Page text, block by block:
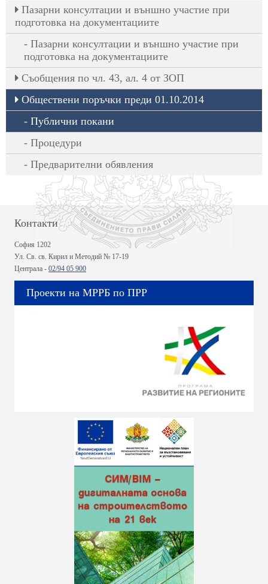
Пазарни консултации и външно участие при
подготовка на документациите
Пазарни консултации и външно участие при
подготовка на документациите
Съобщения по чл. 43, ал. 4 от ЗОП
Обществени поръчки преди 01.10.2014
Публични покани
Процедури
Предварителни обявления
Контакти
София 1202
Ул. Св. св. Кирил и Методий № 17-19
Централа - 02/94 05 900
Проекти на МРРБ по ПРР